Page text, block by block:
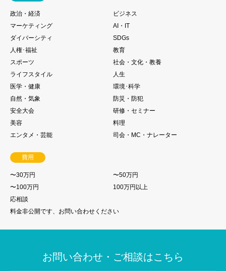
政治・経済
ビジネス
マーケティング
AI・IT
ダイバーシティ
SDGs
人権･福祉
教育
スポーツ
社会・文化・教養
ライフスタイル
人生
医学・健康
環境･科学
自然・気象
防災・防犯
安全大会
研修・セミナー
美容
料理
エンタメ・芸能
司会・MC・ナレーター
費用
〜30万円
〜50万円
〜100万円
100万円以上
応相談
料金非公開です、お問い合わせください
お問い合わせ・ご相談はこちら